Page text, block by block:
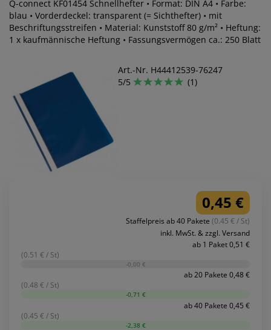
Q-connect KF01454 Schnellhefter • Format: DIN A4 • Farbe:
blau • Vorderdeckel: transparent (= Sichthefter) • mit
Beschriftungsstreifen • Material: Kunststoff 80 g/m² • Heftung:
1 x kaufmännische Heftung • Fassungsvermögen ca.: 250 Blatt
Art.-Nr. H44412539-76247
5/5
(1)
0,45 €
Staffelpreis ab 40 Pakete (0.45 € / St)
inkl. MwSt. & zzgl. Versand
ab 1 Paket 0,51 €
(0.51 € / St)
-0,00 €
ab 20 Pakete 0,48 €
(0.48 € / St)
-0,71 €
ab 40 Pakete 0,45 €
(0.45 € / St)
-2,38 €